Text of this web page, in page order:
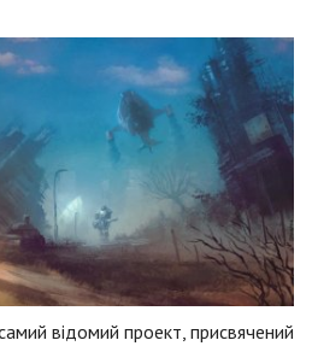
відомий проект, присвячений